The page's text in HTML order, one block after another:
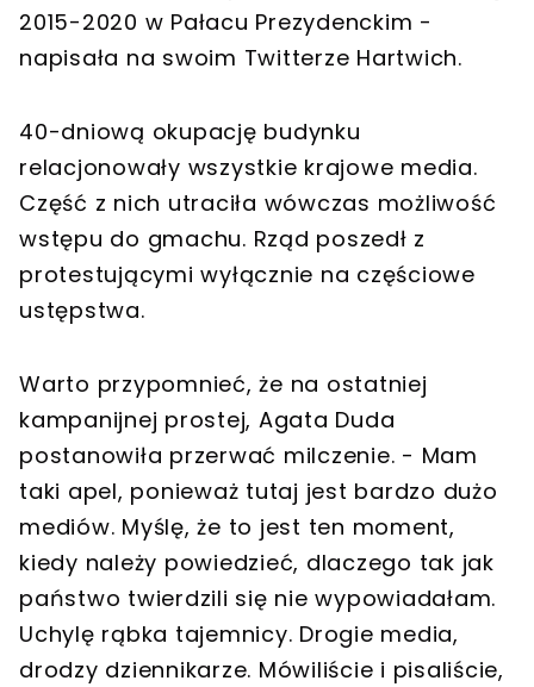
2015-2020 w Pałacu Prezydenckim -
napisała na swoim Twitterze Hartwich.
40-dniową okupację budynku
relacjonowały wszystkie krajowe media.
Część z nich utraciła wówczas możliwość
wstępu do gmachu. Rząd poszedł z
protestującymi wyłącznie na częściowe
ustępstwa.
Warto przypomnieć, że na ostatniej
kampanijnej prostej, Agata Duda
postanowiła przerwać milczenie. - Mam
taki apel, ponieważ tutaj jest bardzo dużo
mediów. Myślę, że to jest ten moment,
kiedy należy powiedzieć, dlaczego tak jak
państwo twierdzili się nie wypowiadałam.
Uchylę rąbka tajemnicy. Drogie media,
drodzy dziennikarze. Mówiliście i pisaliście,